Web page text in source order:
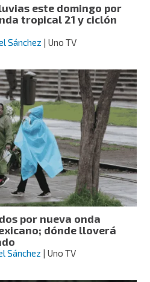
este domingo por
tropical 21 y ciclón
Sánchez | Uno TV
por nueva onda
dónde lloverá
Sánchez | Uno TV